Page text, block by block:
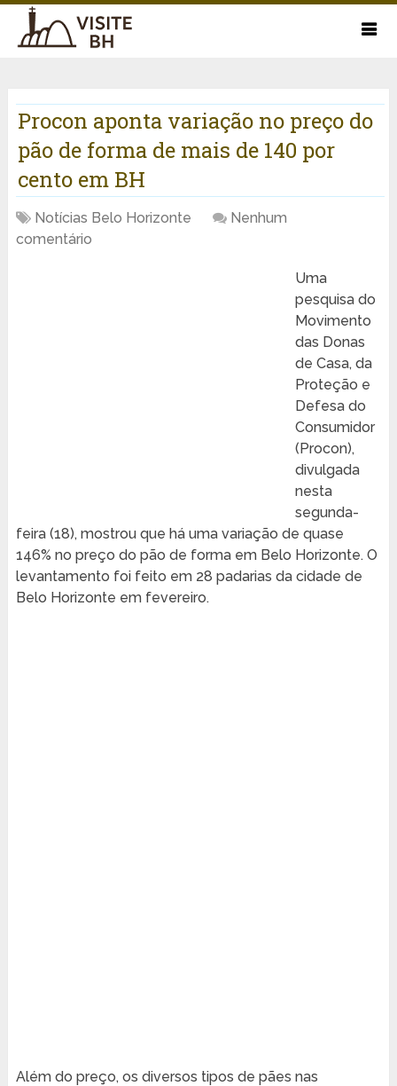
Procon aponta variação no preço do
pão de forma de mais de 140 por
cento em BH
Notícias Belo Horizonte
Nenhum
comentário
Uma
pesquisa do
Movimento
das Donas
de Casa, da
Proteção e
Defesa do
Consumidor
(Procon),
divulgada
nesta
segunda-
feira (18), mostrou que há uma variação de quase
146% no preço do pão de forma em Belo Horizonte. O
levantamento foi feito em 28 padarias da cidade de
Belo Horizonte em fevereiro.
Além do preço, os diversos tipos de pães nas